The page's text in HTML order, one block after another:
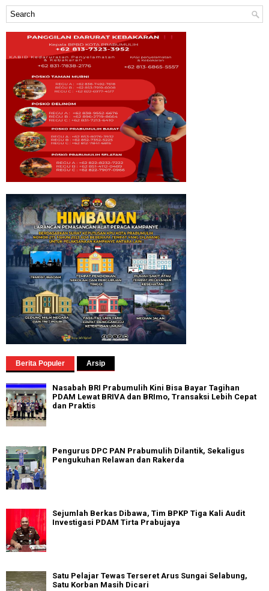
Berita Populer Arsip
Nasabah BRI Prabumulih Kini Bisa Bayar Tagihan
PDAM Lewat BRIVA dan BRImo, Transaksi Lebih Cepat
dan Praktis
Pengurus DPC PAN Prabumulih Dilantik, Sekaligus
Pengukuhan Relawan dan Rakerda
Sejumlah Berkas Dibawa, Tim BPKP Tiga Kali Audit
Investigasi PDAM Tirta Prabujaya
Satu Pelajar Tewas Terseret Arus Sungai Selabung,
Satu Korban Masih Dicari